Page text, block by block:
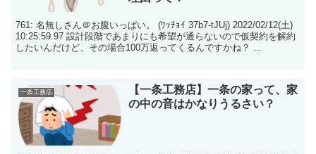
761: 名無しさん＠お腹いっぱい。 (ﾜｯﾁｮｲ 37b7-tJUj) 2022/02/12(土)
10:25:59.97 設計段階であまりにも希望が通らないので仮契約を解約
したいんだけど、その場合100万返ってくるんですかね？ ...
一条工務店
【一条工務店】一条の家って、家
の中の音はかなりうるさい？